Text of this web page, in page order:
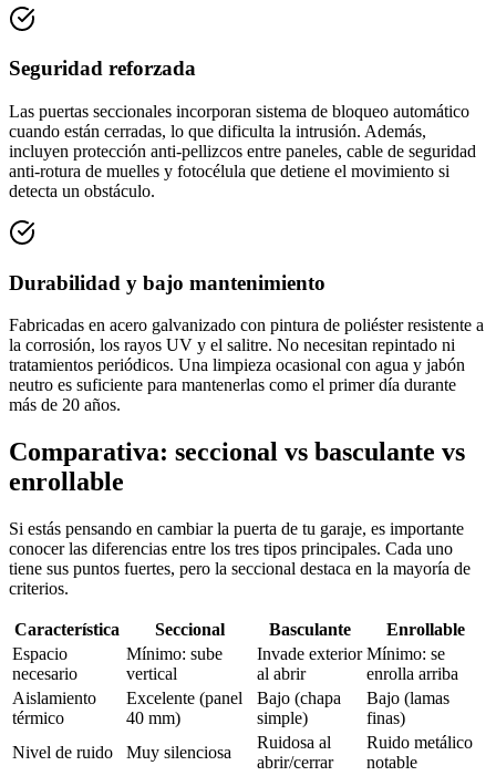
Seguridad reforzada
Las puertas seccionales incorporan sistema de bloqueo automático
cuando están cerradas, lo que dificulta la intrusión. Además,
incluyen protección anti-pellizcos entre paneles, cable de seguridad
anti-rotura de muelles y fotocélula que detiene el movimiento si
detecta un obstáculo.
Durabilidad y bajo mantenimiento
Fabricadas en acero galvanizado con pintura de poliéster resistente a
la corrosión, los rayos UV y el salitre. No necesitan repintado ni
tratamientos periódicos. Una limpieza ocasional con agua y jabón
neutro es suficiente para mantenerlas como el primer día durante
más de 20 años.
Comparativa: seccional vs basculante vs
enrollable
Si estás pensando en cambiar la puerta de tu garaje, es importante
conocer las diferencias entre los tres tipos principales. Cada uno
tiene sus puntos fuertes, pero la seccional destaca en la mayoría de
criterios.
Característica Seccional Basculante
Enrollable
Espacio
necesario
Mínimo: sube
vertical
Invade exterior
al abrir
Mínimo: se
enrolla arriba
Aislamiento
térmico
Excelente (panel
40 mm)
Bajo (chapa
simple)
Bajo (lamas
finas)
Nivel de ruido
Muy silenciosa
Ruidosa al
abrir/cerrar
Ruido metálico
notable